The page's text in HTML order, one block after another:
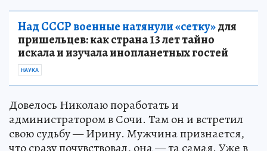
Над СССР военные натянули «сетку»для
пришельцев: как страна 13 лет тайно
искала и изучала инопланетных гостей
НАУКА
Довелось Николаю поработать и
администратором в Сочи. Там он и встретил
свою судьбу — Ирину. Мужчина признается,
что сразу почувствовал, она — та самая. Уже в